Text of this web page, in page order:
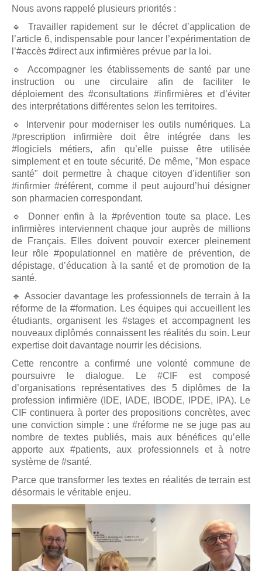
Nous avons rappelé plusieurs priorités :
🔹 Travailler rapidement sur le décret d’application de
l’article 6, indispensable pour lancer l’expérimentation de
l’#accès #direct aux infirmières prévue par la loi.
🔹 Accompagner les établissements de santé par une
instruction ou une circulaire afin de faciliter le
déploiement des #consultations #infirmières et d’éviter
des interprétations différentes selon les territoires.
🔹 Intervenir pour moderniser les outils numériques. La
#prescription infirmière doit être intégrée dans les
#logiciels métiers, afin qu’elle puisse être utilisée
simplement et en toute sécurité. De même, "Mon espace
santé" doit permettre à chaque citoyen d’identifier son
#infirmier #référent, comme il peut aujourd’hui désigner
son pharmacien correspondant.
🔹 Donner enfin à la #prévention toute sa place. Les
infirmières interviennent chaque jour auprès de millions
de Français. Elles doivent pouvoir exercer pleinement
leur rôle #populationnel en matière de prévention, de
dépistage, d’éducation à la santé et de promotion de la
santé.
🔹 Associer davantage les professionnels de terrain à la
réforme de la #formation. Les équipes qui accueillent les
étudiants, organisent les #stages et accompagnent les
nouveaux diplômés connaissent les réalités du soin. Leur
expertise doit davantage nourrir les décisions.
Cette rencontre a confirmé une volonté commune de
poursuivre le dialogue. Le #CIF est composé
d’organisations représentatives des 5 diplômes de la
profession infirmière (IDE, IADE, IBODE, IPDE, IPA). Le
CIF continuera à porter des propositions concrètes, avec
une conviction simple : une #réforme ne se juge pas au
nombre de textes publiés, mais aux bénéfices qu’elle
apporte aux #patients, aux professionnels et à notre
système de #santé.
Parce que transformer les textes en réalités de terrain est
désormais le véritable enjeu.